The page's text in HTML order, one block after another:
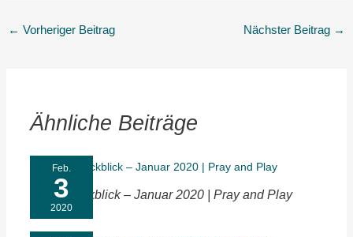
← Vorheriger Beitrag Nächster Beitrag →
Ähnliche Beiträge
Feb.
3
2020
Monatsrückblick – Januar 2020 | Pray and Play